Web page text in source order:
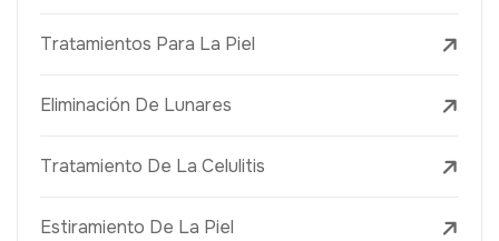
Tratamientos Para La Piel
Eliminación De Lunares
Tratamiento De La Celulitis
Estiramiento De La Piel